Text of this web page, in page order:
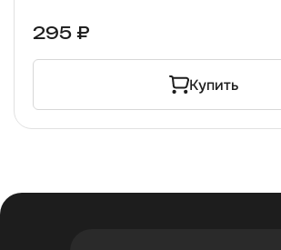
295 ₽
Купить